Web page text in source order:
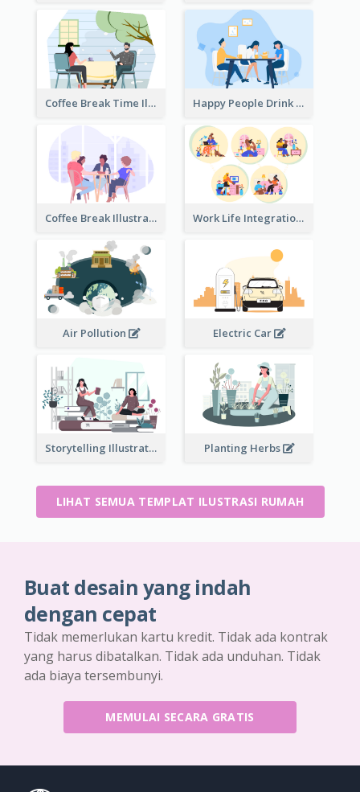
Coffee Break Time Illustration Happy People Drink Coffee Illustration
Coffee Break Illustration Work Life Integration
Air Pollution Electric Car
Storytelling Illustration Planting Herbs
LIHAT SEMUA TEMPLAT ILUSTRASI RUMAH
Buat desain yang indah
dengan cepat
Tidak memerlukan kartu kredit. Tidak ada kontrak
yang harus dibatalkan. Tidak ada unduhan. Tidak
ada biaya tersembunyi.
MEMULAI SECARA GRATIS